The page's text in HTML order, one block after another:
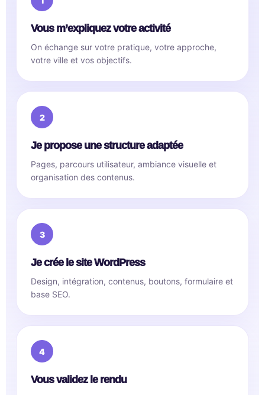
Vous m’expliquez votre activité
On échange sur votre pratique, votre approche,
votre ville et vos objectifs.
Je propose une structure adaptée
Pages, parcours utilisateur, ambiance visuelle et
organisation des contenus.
Je crée le site WordPress
Design, intégration, contenus, boutons, formulaire et
base SEO.
Vous validez le rendu